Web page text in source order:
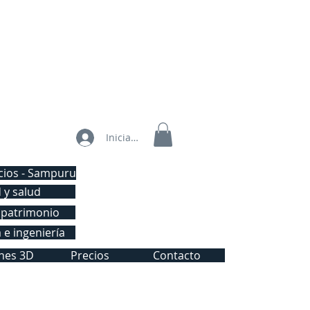
Iniciar sesión
y salud
- Sampuru
ingeniería
3D Precios Contacto